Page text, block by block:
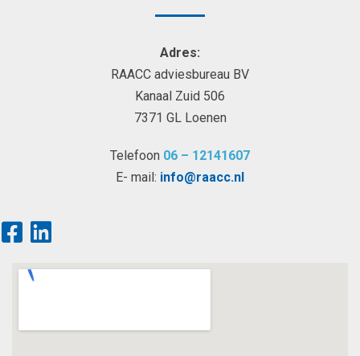
Adres:
RAACC adviesbureau BV
Kanaal Zuid 506
7371 GL Loenen
Telefoon 06 – 12141607
E- mail: info@raacc.nl